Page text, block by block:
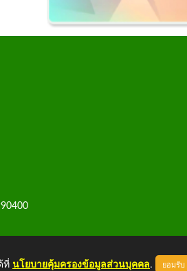
ที่ นโยบายคุ้มครองข้อมูลส่วนบุคคล. ยอมรับ